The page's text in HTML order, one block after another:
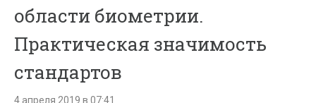
области биометрии.
Практическая значимость
стандартов
4 апреля 2019 в 07:41